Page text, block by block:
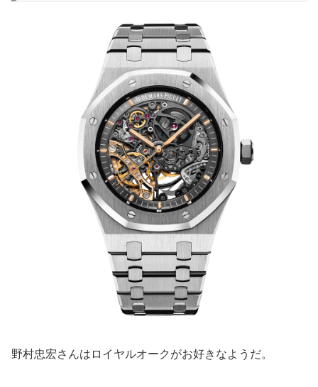
野村忠宏さんはロイヤルオークがお好きなようだ。